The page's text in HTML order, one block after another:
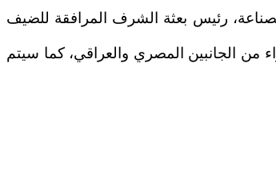
رئيس بعثة الشرف المرافقة للضيف
من الجانبين المصري والعراقي، كما سيتم